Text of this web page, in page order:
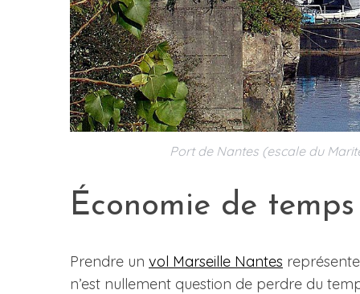
Port de Nantes (escale du
Économie de
Prendre un vol Marseille Nantes
n’est nullement question de perdre du